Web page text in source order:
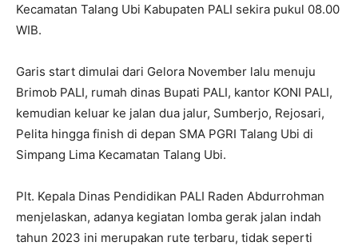
Kecamatan Talang Ubi Kabupaten PALI sekira pukul 08.00
WIB.
Garis start dimulai dari Gelora November lalu menuju
Brimob PALI, rumah dinas Bupati PALI, kantor KONI PALI,
kemudian keluar ke jalan dua jalur, Sumberjo, Rejosari,
Pelita hingga finish di depan SMA PGRI Talang Ubi di
Simpang Lima Kecamatan Talang Ubi.
Plt. Kepala Dinas Pendidikan PALI Raden Abdurrohman
menjelaskan, adanya kegiatan lomba gerak jalan indah
tahun 2023 ini merupakan rute terbaru, tidak seperti